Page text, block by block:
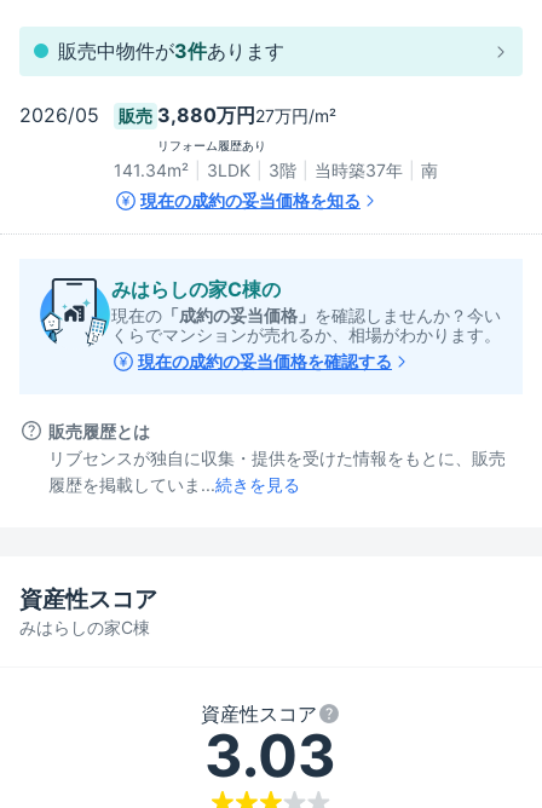
販売中物件が3件あります
2026/05 販売 3,880万円 27万円/m²
リフォーム履歴あり
141.34m² 3LDK 3階 当時築37年
南
現在の成約の妥当価格を知る
みはらしの家C棟の
現在の 「成約の妥当価格」 を確認しませんか？今い
くらでマンションが売れるか、相場がわかります。
現在の成約の妥当価格を確認する
販売履歴とは
リブセンスが独自に収集・提供を受けた情報をもとに、販売
履歴を掲載していま...続きを見る
みはらしの家C棟
資産性スコア
資産性スコア
3.03